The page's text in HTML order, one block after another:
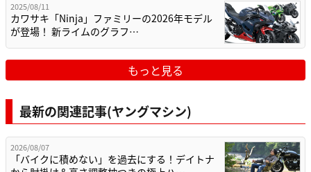
2025/08/11
カワサキ「Ninja」ファミリーの2026年モデル
が登場！ 新ライムのグラフ…
もっと見る
最新の関連記事(ヤングマシン)
2026/08/07
「バイクに積めない」を過去にする！デイトナ